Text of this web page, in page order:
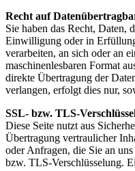
Recht auf
Sie haben das Recht, Daten,
Einwilligung oder in
verarbeiten, an sich oder an
maschinenlesbaren Format
direkte Übertragung der
verlangen, erfolgt dies nur,
SSL- bzw. TLS-
Diese Seite nutzt aus
Übertragung vertraulicher
oder Anfragen, die Sie an
bzw. TLS-Verschlüsselung.